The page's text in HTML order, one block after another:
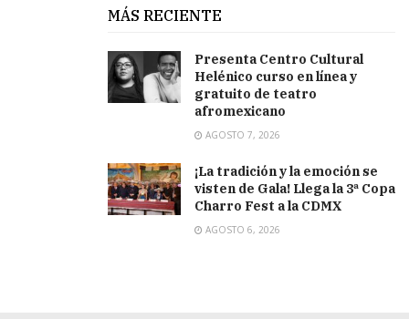
MÁS RECIENTE
Presenta Centro Cultural
Helénico curso en línea y
gratuito de teatro
afromexicano
AGOSTO 7, 2026
¡La tradición y la emoción se
visten de Gala! Llega la 3ª Copa
Charro Fest a la CDMX
AGOSTO 6, 2026